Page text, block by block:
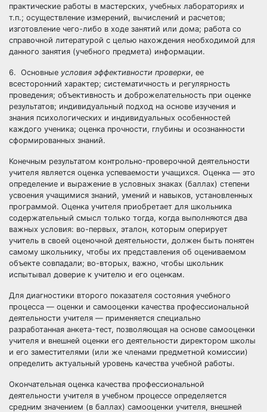
практические работы в мастерских, учебных лабораториях и
т.п.; осуществление измерений, вычислений и расчетов;
изготовление чего-либо в ходе занятий или дома; работа со
справочной литературой с целью нахождения необходимой для
данного занятия (учебного предмета) информации.
6. Основные условия эффективности проверки, ее
всесторонний характер; систематичность и регулярность
проведения; объективность и доброжелательность при оценке
результатов; индивидуальный подход на основе изучения и
знания психологических и индивидуальных особенностей
каждого ученика; оценка прочности, глубины и осознанности
сформированных знаний.
Конечным результатом контрольно-проверочной деятельности
учителя является оценка успеваемости учащихся. Оценка — это
определение и выражение в условных знаках (баллах) степени
усвоения учащимися знаний, умений и навыков, установленных
программой. Оценка учителя приобретает для школьника
содержательный смысл только тогда, когда выполняются два
важных условия: во-первых, эталон, которым оперирует
учитель в своей оценочной деятельности, должен быть понятен
самому школьнику, чтобы их представления об оцениваемом
объекте совпадали; во-вторых, важно, чтобы школьник
испытывал доверие к учителю и его оценкам.
Для диагностики второго показателя состояния учебного
процесса — оценки и самооценки качества профессиональной
деятельности учителя — применяется специально
разработанная анкета-тест, позволяющая на основе самооценки
учителя и внешней оценки его деятельности директором школы
и его заместителями (или же членами предметной комиссии)
определить актуальный уровень качества учебной работы.
Окончательная оценка качества профессиональной
деятельности учителя в учебном процессе определяется
средним значением (в баллах) самооценки учителя, внешней